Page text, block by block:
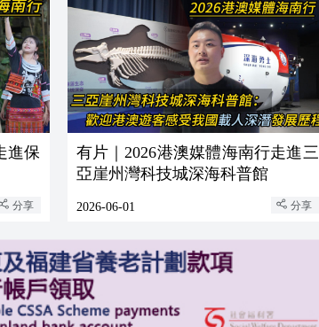
進保
分享
有片｜2026港澳媒體海南行走進三
亞崖州灣科技城深海科普館
2026-06-01 分享